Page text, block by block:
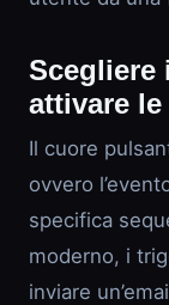
Scegliere
attivare
Il cuore
ovvero
specifica
moderno, i
inviare